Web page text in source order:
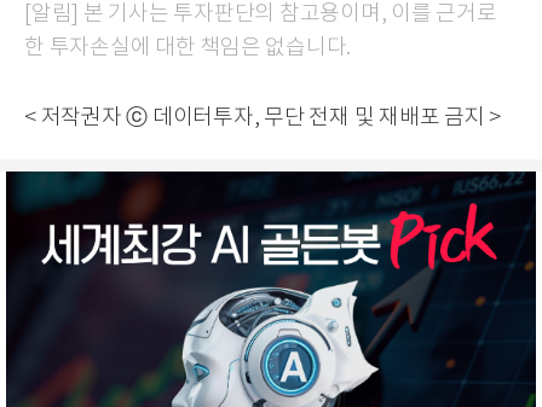
[알림] 본 기사는 투자판단의 참고용이며, 이를 근거로
한 투자손실에 대한 책임은 없습니다.
< 저작권자 ⓒ 데이터투자, 무단 전재 및 재배포 금지 >